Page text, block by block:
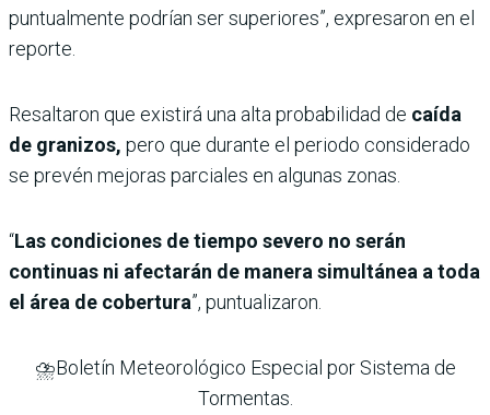
puntualmente podrían ser superiores”, expresaron en el
reporte.
Resaltaron que existirá una alta probabilidad de caída
de granizos, pero que durante el periodo considerado
se prevén mejoras parciales en algunas zonas.
“Las condiciones de tiempo severo no serán
continuas ni afectarán de manera simultánea a toda
el área de cobertura”, puntualizaron.
⛈️Boletín Meteorológico Especial por Sistema de
Tormentas.